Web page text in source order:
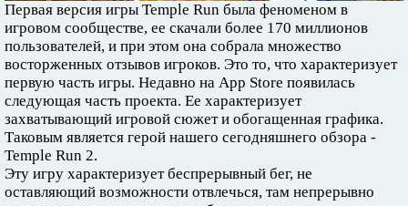
Первая версия игры Temple Run была феноменом в
игровом сообществе, ее скачали более 170 миллионов
пользователей, и при этом она собрала множество
восторженных отзывов игроков. Это то, что характеризует
первую часть игры. Недавно на App Store появилась
следующая часть проекта. Ее характеризует
захватывающий игровой сюжет и обогащенная графика.
Таковым является герой нашего сегодняшнего обзора -
Temple Run 2.
Эту игру характеризует беспрерывный бег, не
оставляющий возможности отвлечься, там непрерывно